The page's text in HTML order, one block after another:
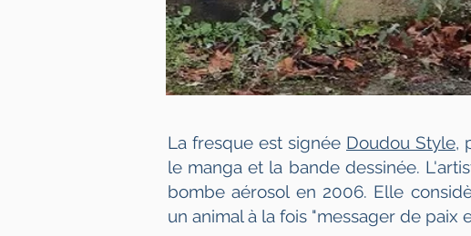
La fresque est signée Doudou Style,
le manga et la bande dessinée.
bombe aérosol en 2006. Elle
un animal à la fois "messager de